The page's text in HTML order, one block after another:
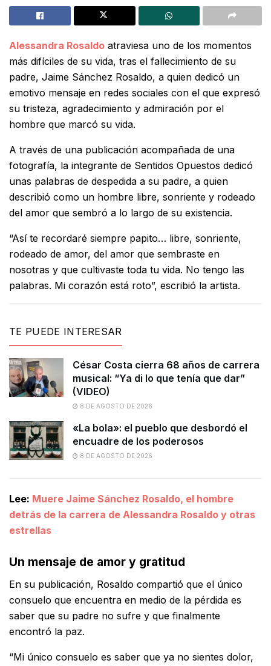
Alessandra Rosaldo atraviesa uno de los momentos
más difíciles de su vida, tras el fallecimiento de su
padre, Jaime Sánchez Rosaldo, a quien dedicó un
emotivo mensaje en redes sociales con el que expresó
su tristeza, agradecimiento y admiración por el
hombre que marcó su vida.
A través de una publicación acompañada de una
fotografía, la integrante de Sentidos Opuestos dedicó
unas palabras de despedida a su padre, a quien
describió como un hombre libre, sonriente y rodeado
del amor que sembró a lo largo de su existencia.
“Así te recordaré siempre papito… libre, sonriente,
rodeado de amor, del amor que sembraste en
nosotras y que cultivaste toda tu vida. No tengo las
palabras. Mi corazón está roto”, escribió la artista.
TE PUEDE INTERESAR
César Costa cierra 68 años de carrera
musical: “Ya di lo que tenía que dar”
(VIDEO)
8 DE AGOSTO DE 2026
«La bola»: el pueblo que desbordó el
encuadre de los poderosos
8 DE AGOSTO DE 2026
Lee: Muere Jaime Sánchez Rosaldo, el hombre
detrás de la carrera de Alessandra Rosaldo y otras
estrellas
Un mensaje de amor y gratitud
En su publicación, Rosaldo compartió que el único
consuelo que encuentra en medio de la pérdida es
saber que su padre no sufre y que finalmente
encontró la paz.
“Mi único consuelo es saber que ya no sientes dolor,